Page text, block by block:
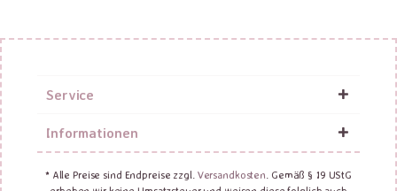
Service
Informationen
* Alle Preise sind Endpreise zzgl. Versandkosten . Gemäß § 19 UStG